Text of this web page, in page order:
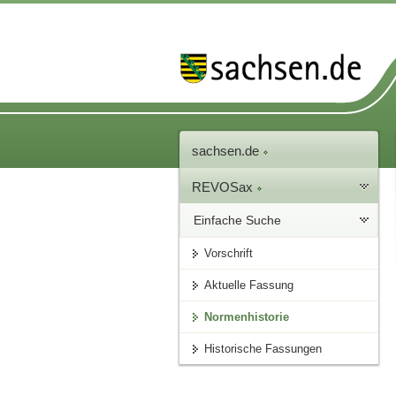
sachsen.de
REVOSax
Einfache Suche
Vorschrift
Aktuelle Fassung
Normenhistorie
Historische Fassungen